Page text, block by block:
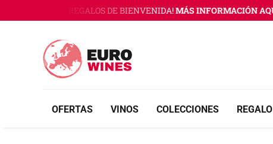
al
WINES CON 3 REGALOS DE BIENVENIDA!MÁS INFORMACIÓN AQUÍ
OFERTAS VINOS COLECCIONES REGALO